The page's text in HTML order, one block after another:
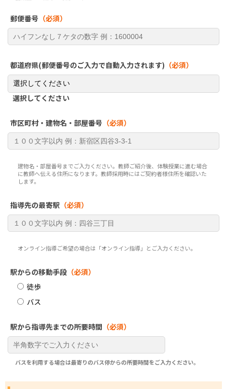
郵便番号 （必須）
都道府県(郵便番号のご入力で自動入力されます) （必須）
選択してください
市区町村・建物名・部屋番号 （必須）
建物名・部屋番号までご入力ください。教師ご紹介後、体験授業に進む場合
に教師へ伝える住所になります。教師採用時にはご契約者様住所を確認いた
します。
指導先の最寄駅 （必須）
オンライン指導ご希望の場合は「オンライン指導」とご入力ください。
駅からの移動手段 （必須）
徒歩
バス
駅から指導先までの所要時間 （必須）
バスを利用する場合は最寄りのバス停からの所要時間をご入力ください。